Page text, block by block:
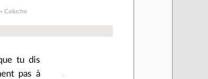
Coluche
tu dis
pas à